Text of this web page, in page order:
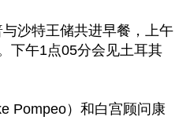
沙特王储共进早餐，上午
下午1点05分会见土耳其
Pompeo）和白宫顾问康